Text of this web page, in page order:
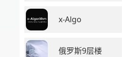
x-Algo
俄罗斯9层楼